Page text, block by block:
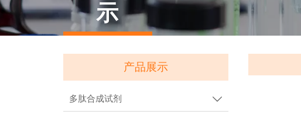
示
产品展示
多肽合成试剂 